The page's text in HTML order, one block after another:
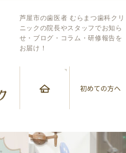
芦屋市の歯医者 むらまつ歯科クリ
ニックの院長やスタッフでお知ら
せ・ブログ・コラム・研修報告を
お届け！